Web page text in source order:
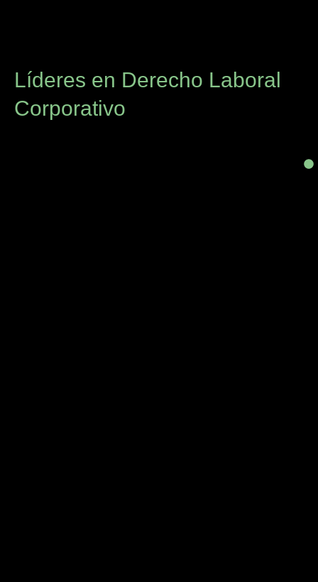
Líderes en Derecho Laboral
Corporativo